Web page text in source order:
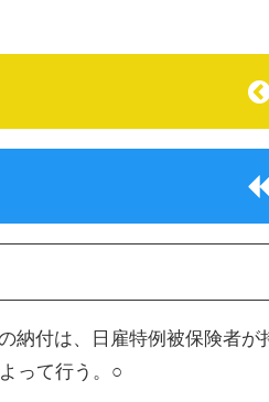
納付は、日雇特例被保険者
って行う。○